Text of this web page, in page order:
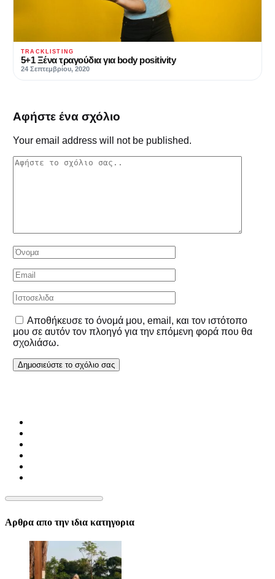
TRACKLISTING
5+1 Ξένα τραγούδια για body positivity
24 Σεπτεμβρίου, 2020
Αφήστε ένα σχόλιο
Your email address will not be published.
Αποθήκευσε το όνομά μου, email, και τον ιστότοπο
μου σε αυτόν τον πλοηγό για την επόμενη φορά που θα
σχολιάσω.
Αρθρα απο την ιδια κατηγορια